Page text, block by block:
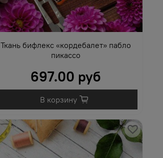
Ткань бифлекс «кордебалет» пабло
пикассо
697.00 руб
В корзину